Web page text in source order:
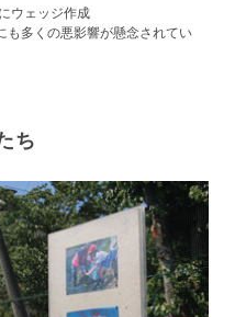
ウェッジ作成
も多くの悪影響が懸念されてい
ち